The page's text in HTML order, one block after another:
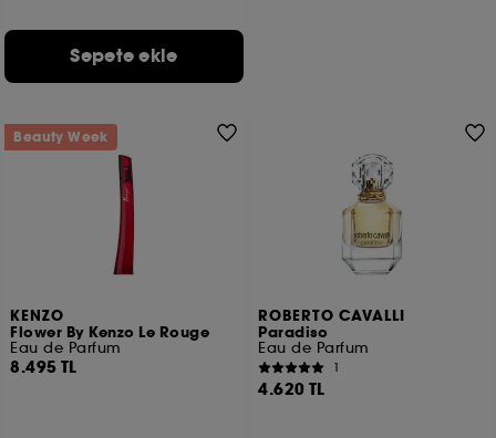
Sepete ekle
KENZO
Flower By Kenzo Le Rouge
Eau de Parfum
8.495 TL
Beauty Week
ROBERTO CAVALLI
Paradiso
Eau de Parfum
1
4.620 TL